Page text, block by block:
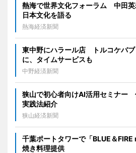
熱海で世界文化フォーラム 中田英
日本文化を語る
熱海経済新聞
東中野にハラール店 トルコケバブ
に、タイムサービスも
中野経済新聞
狭山で初心者向けAI活用セミナー
実践法紹介
狭山経済新聞
千葉ポートタワーで「BLUE＆
焼き料理提供